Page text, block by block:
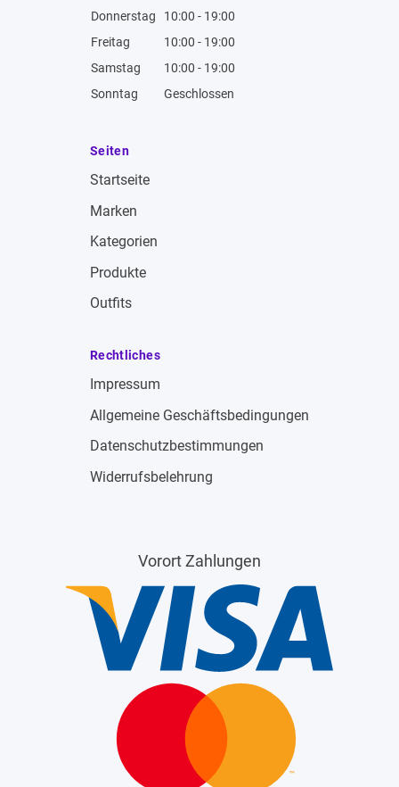
Donnerstag
10:00 - 19:00
Freitag
10:00 - 19:00
Samstag
10:00 - 19:00
Sonntag
Geschlossen
Seiten
Startseite
Marken
Kategorien
Produkte
Outfits
Rechtliches
Impressum
Allgemeine Geschäftsbedingungen
Datenschutzbestimmungen
Widerrufsbelehrung
Vorort Zahlungen